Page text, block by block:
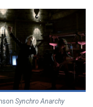
Synchro Anarchy